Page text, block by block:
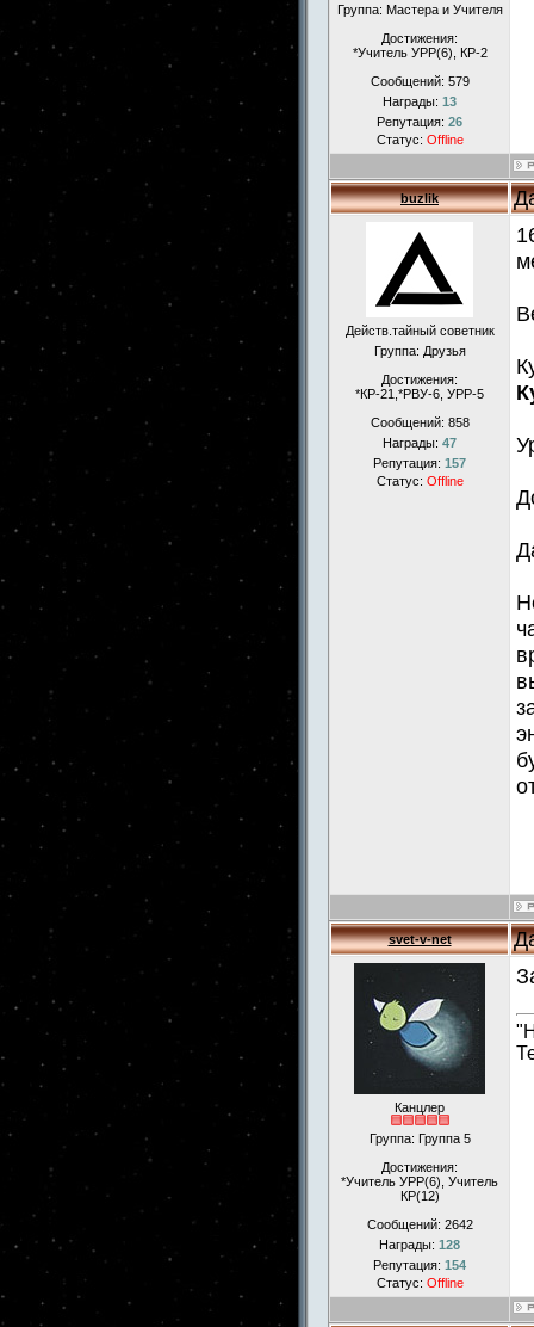
Группа: Мастера и Учителя
Достижения:
*Учитель УРР(6), КР-2
Сообщений: 579
Награды: 13
Репутация: 26
Статус: Offline
buzlik
Действ.тайный советник
Группа: Друзья
Достижения:
*КР-21,*РВУ-6, УРР-5
Сообщений: 858
Награды: 47
Репутация: 157
Статус: Offline
svet-v-net
Канцлер
Группа: Группа 5
Достижения:
*Учитель УРР(6), Учитель
КР(12)
Сообщений: 2642
Награды: 128
Репутация: 154
Статус: Offline